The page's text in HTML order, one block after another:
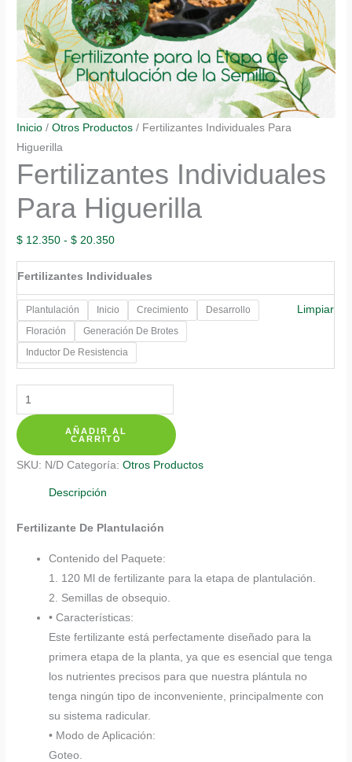
Inicio /Otros Productos / Fertilizantes Individuales Para
Higuerilla
Fertilizantes Individuales
Para Higuerilla
$ 12.350 - $ 20.350Rango
de
precios:
desde
$ 12.350
hasta
$ 20.350
Fertilizantes Individuales
Plantulación Inicio Crecimiento
Desarrollo
Floración
Generación De Brotes
Inductor De Resistencia
Limpiar
Fertilizantes
Individuales
Para
Higuerilla
cantidad
AÑADIR AL
CARRITO
SKU: N/D Categoría:Otros Productos
Descripción
Fertilizante De Plantulación
Contenido del Paquete:
1. 120 Ml de fertilizante para la etapa de plantulación.
2. Semillas de obsequio.
• Características:
Este fertilizante está perfectamente diseñado para la
primera etapa de la planta, ya que es esencial que tenga
los nutrientes precisos para que nuestra plántula no
tenga ningún tipo de inconveniente, principalmente con
su sistema radicular.
• Modo de Aplicación:
Goteo.